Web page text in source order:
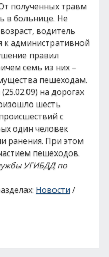
полученных травм
в больнице. Не
водитель
к административной
правил
семь из них –
пешеходам.
на дорогах
шесть
с
один человек
ранения. При этом
пешеходов.
УГИБДД по
Новости/